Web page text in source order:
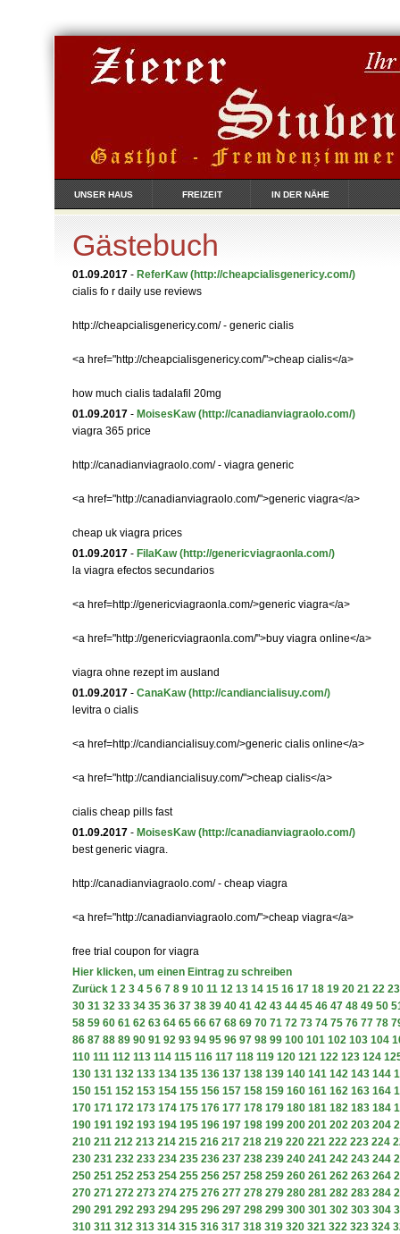
UNSER HAUS FREIZEIT IN DER NÄHE
Gästebuch
01.09.2017 - ReferKaw (http://cheapcialisgenericy.com/)
cialis fo r daily use reviews
http://cheapcialisgenericy.com/ - generic cialis
<a href="http://cheapcialisgenericy.com/">cheap cialis</a>
how much cialis tadalafil 20mg
01.09.2017 - MoisesKaw (http://canadianviagraolo.com/)
viagra 365 price
http://canadianviagraolo.com/ - viagra generic
<a href="http://canadianviagraolo.com/">generic viagra</a>
cheap uk viagra prices
01.09.2017 - FilaKaw (http://genericviagraonla.com/)
la viagra efectos secundarios
<a href=http://genericviagraonla.com/>generic viagra</a>
<a href="http://genericviagraonla.com/">buy viagra online</a>
viagra ohne rezept im ausland
01.09.2017 - CanaKaw (http://candiancialisuy.com/)
levitra o cialis
<a href=http://candiancialisuy.com/>generic cialis online</a>
<a href="http://candiancialisuy.com/">cheap cialis</a>
cialis cheap pills fast
01.09.2017 - MoisesKaw (http://canadianviagraolo.com/)
best generic viagra.
http://canadianviagraolo.com/ - cheap viagra
<a href="http://canadianviagraolo.com/">cheap viagra</a>
free trial coupon for viagra
Hier klicken, um einen Eintrag zu schreiben
Zurück 1 2 3 4 5 6 7 8 9 10 11 12 13 14 15 16 17 18 19 20 21 22 23
30 31 32 33 34 35 36 37 38 39 40 41 42 43 44 45 46 47 48 49 50
58 59 60 61 62 63 64 65 66 67 68 69 70 71 72 73 74 75 76 77 78
86 87 88 89 90 91 92 93 94 95 96 97 98 99 100 101 102 103 104
110 111 112 113 114 115 116 117 118 119 120 121 122 123 124
130 131 132 133 134 135 136 137 138 139 140 141 142 143 144
150 151 152 153 154 155 156 157 158 159 160 161 162 163 164
170 171 172 173 174 175 176 177 178 179 180 181 182 183 184
190 191 192 193 194 195 196 197 198 199 200 201 202 203 204
210 211 212 213 214 215 216 217 218 219 220 221 222 223 224
230 231 232 233 234 235 236 237 238 239 240 241 242 243 244
250 251 252 253 254 255 256 257 258 259 260 261 262 263 264
270 271 272 273 274 275 276 277 278 279 280 281 282 283 284
290 291 292 293 294 295 296 297 298 299 300 301 302 303 304
310 311 312 313 314 315 316 317 318 319 320 321 322 323 324